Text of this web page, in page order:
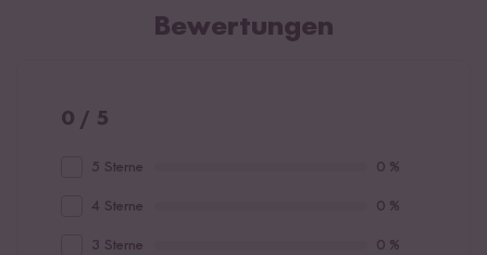
Bewertungen
0 / 5
5 Sterne 0 %
4 Sterne 0 %
3 Sterne 0 %